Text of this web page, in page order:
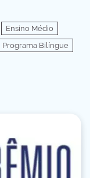
Ensino Médio
Programa Bilíngue